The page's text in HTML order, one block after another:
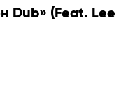
Dub» (Feat. Lee